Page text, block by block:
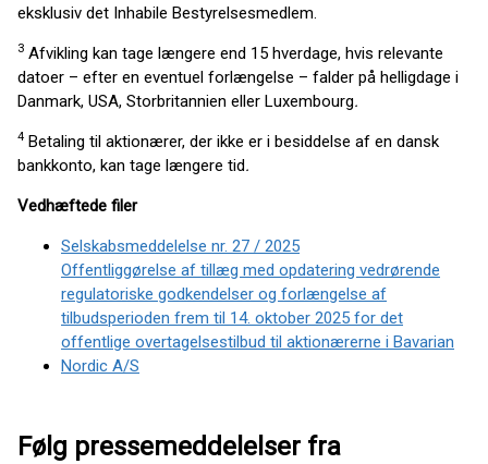
eksklusiv det Inhabile Bestyrelsesmedlem.
3 Afvikling kan tage længere end 15 hverdage, hvis relevante
datoer – efter en eventuel forlængelse – falder på helligdage i
Danmark, USA, Storbritannien eller Luxembourg.
4 Betaling til aktionærer, der ikke er i besiddelse af en dansk
bankkonto, kan tage længere tid.
Vedhæftede filer
Selskabsmeddelelse nr. 27 / 2025
Offentliggørelse af tillæg med opdatering vedrørende
regulatoriske godkendelser og forlængelse af
tilbudsperioden frem til 14. oktober 2025 for det
offentlige overtagelsestilbud til aktionærerne i Bavarian
Nordic A/S
Følg pressemeddelelser fra